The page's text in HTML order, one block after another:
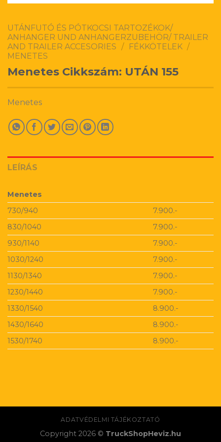
UTÁNFUTÓ ÉS PÓTKOCSI TARTOZÉKOK/
ANHANGER UND ANHANGERZUBEHÖR/ TRAILER
AND TRAILER ACCESORIES
/ FÉKKÖTELEK /
MENETES
Menetes Cikkszám: UTÁN 155
Menetes
LEÍRÁS
Menetes
730/940
7.900.-
830/1040
7.900.-
930/1140
7.900.-
1030/1240
7.900.-
1130/1340
7.900.-
1230/1440
7.900.-
1330/1540
8.900.-
1430/1640
8.900.-
1530/1740
8.900.-
ADATVÉDELMI TÁJÉKOZTATÓ
Copyright 2026 © TruckShopHeviz.hu